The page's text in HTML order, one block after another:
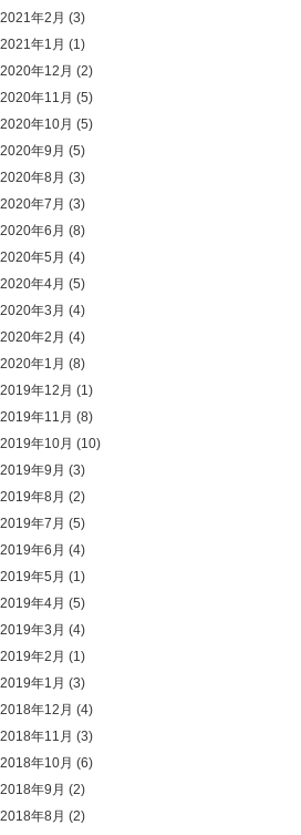
2021年2月 (3)
2021年1月 (1)
2020年12月 (2)
2020年11月 (5)
2020年10月 (5)
2020年9月 (5)
2020年8月 (3)
2020年7月 (3)
2020年6月 (8)
2020年5月 (4)
2020年4月 (5)
2020年3月 (4)
2020年2月 (4)
2020年1月 (8)
2019年12月 (1)
2019年11月 (8)
2019年10月 (10)
2019年9月 (3)
2019年8月 (2)
2019年7月 (5)
2019年6月 (4)
2019年5月 (1)
2019年4月 (5)
2019年3月 (4)
2019年2月 (1)
2019年1月 (3)
2018年12月 (4)
2018年11月 (3)
2018年10月 (6)
2018年9月 (2)
2018年8月 (2)